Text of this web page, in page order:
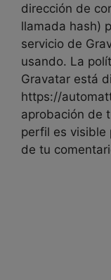
dirección de
llamada hash)
servicio de
usando. La
Gravatar está
https://
aprobación de
perfil es visible
de tu